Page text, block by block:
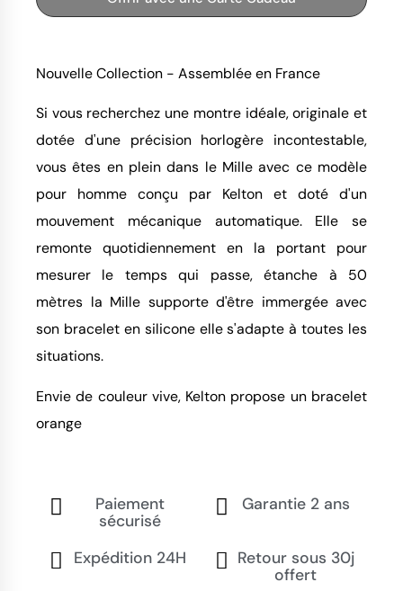
Nouvelle Collection - Assemblée en France
Si vous recherchez une montre idéale, originale et
dotée d'une précision horlogère incontestable,
vous êtes en plein dans le Mille avec ce modèle
pour homme conçu par Kelton et doté d'un
mouvement mécanique automatique. Elle se
remonte quotidiennement en la portant pour
mesurer le temps qui passe, étanche à 50
mètres la Mille supporte d'être immergée avec
son bracelet en silicone elle s'adapte à toutes les
situations.
Envie de couleur vive, Kelton propose un bracelet
orange
Paiement
sécurisé
Garantie 2 ans
Expédition 24H
Retour sous 30j
offert